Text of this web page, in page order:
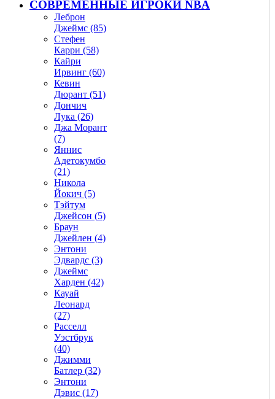
СОВРЕМЕННЫЕ ИГРОКИ NBA
Леброн
Джеймс (85)
Стефен
Карри (58)
Кайри
Ирвинг (60)
Кевин
Дюрант (51)
Дончич
Лука (26)
Джа Морант
(7)
Яннис
Адетокумбо
(21)
Никола
Йокич (5)
Тэйтум
Джейсон (5)
Браун
Джейлен (4)
Энтони
Эдвардс (3)
Джеймс
Харден (42)
Кауай
Леонард
(27)
Расселл
Уэстбрук
(40)
Джимми
Батлер (32)
Энтони
Дэвис (17)